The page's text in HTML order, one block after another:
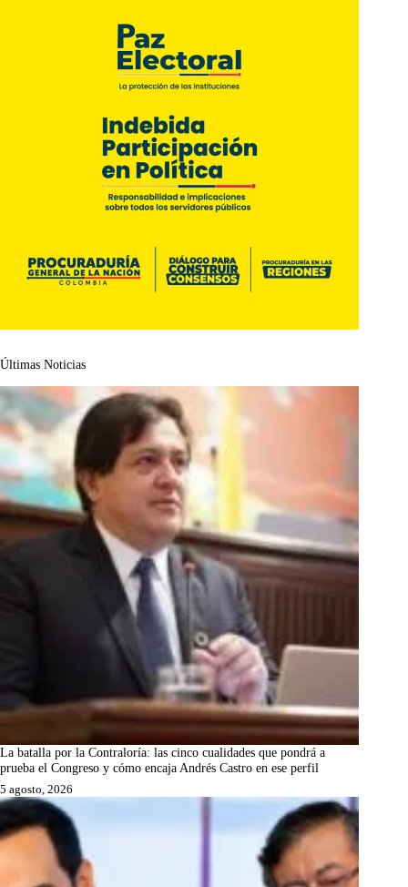
Últimas Noticias
La batalla por la Contraloría: las cinco cualidades que pondrá a
prueba el Congreso y cómo encaja Andrés Castro en ese perfil
5 agosto, 2026